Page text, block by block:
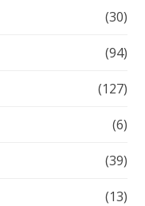
(30)
(94)
(127)
(6)
(39)
(13)